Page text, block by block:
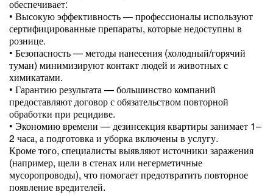
обеспечивает:
• Высокую эффективность — профессионалы используют
сертифицированные препараты, которые недоступны в
рознице.
• Безопасность — методы нанесения (холодный/горячий
туман) минимизируют контакт людей и животных с
химикатами.
• Гарантию результата — большинство компаний
предоставляют договор с обязательством повторной
обработки при рецидиве.
• Экономию времени — дезинсекция квартиры занимает 1–
2 часа, а подготовка и уборка включены в услугу.
Кроме того, специалисты выявляют источники заражения
(например, щели в стенах или негерметичные
мусоропроводы), что помогает предотвратить повторное
появление вредителей.